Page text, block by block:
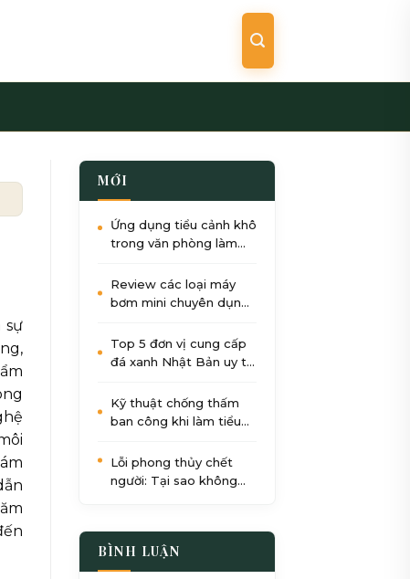
khắc đá cuội
sự
MỚI
Ứng dụng tiểu cảnh khô
trong văn phòng làm
năng suất
Review các loại máy
bơm mini chuyên dụng
sân
Top 5 đơn vị cung cấp
đá xanh Nhật Bản uy tín
Kỹ thuật chống thấm
ban công khi làm tiểu
chuẩn SEO
Lỗi phong thủy chết
người: Tại sao không
BÌNH LUẬN